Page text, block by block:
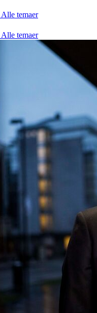
Alle temaer
Alle temaer